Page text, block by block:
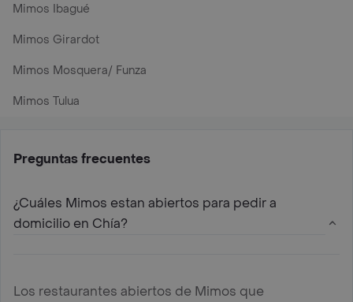
Mimos Ibagué
Mimos Girardot
Mimos Mosquera/ Funza
Mimos Tulua
Preguntas frecuentes
¿Cuáles Mimos estan abiertos para pedir a
domicilio en Chía?
Los restaurantes abiertos de Mimos que